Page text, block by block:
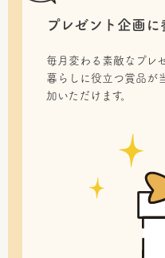
プレゼント企画に
毎月変わる素敵なプレ
暮らしに役立つ賞品が
加いただけます。